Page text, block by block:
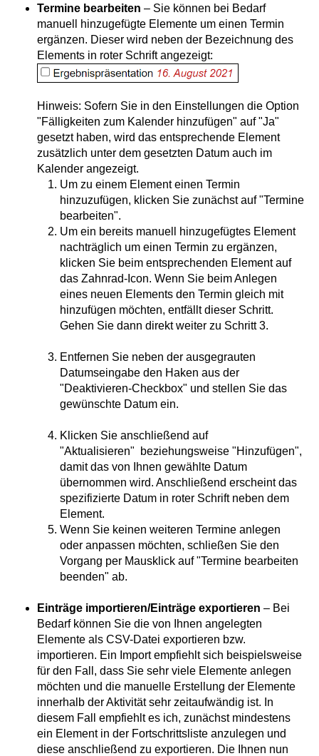
Termine bearbeiten – Sie können bei Bedarf
manuell hinzugefügte Elemente um einen Termin
ergänzen. Dieser wird neben der Bezeichnung des
Elements in roter Schrift angezeigt:
Hinweis: Sofern Sie in den Einstellungen die Option
"Fälligkeiten zum Kalender hinzufügen" auf "Ja"
gesetzt haben, wird das entsprechende Element
zusätzlich unter dem gesetzten Datum auch im
Kalender angezeigt.
Um zu einem Element einen Termin
hinzuzufügen, klicken Sie zunächst auf "Termine
bearbeiten".
Um ein bereits manuell hinzugefügtes Element
nachträglich um einen Termin zu ergänzen,
klicken Sie beim entsprechenden Element auf
das Zahnrad-Icon. Wenn Sie beim Anlegen
eines neuen Elements den Termin gleich mit
hinzufügen möchten, entfällt dieser Schritt.
Gehen Sie dann direkt weiter zu Schritt 3.
Entfernen Sie neben der ausgegrauten
Datumseingabe den Haken aus der
"Deaktivieren-Checkbox" und stellen Sie das
gewünschte Datum ein.
Klicken Sie anschließend auf
"Aktualisieren" beziehungsweise "Hinzufügen",
damit das von Ihnen gewählte Datum
übernommen wird. Anschließend erscheint das
spezifizierte Datum in roter Schrift neben dem
Element.
Wenn Sie keinen weiteren Termine anlegen
oder anpassen möchten, schließen Sie den
Vorgang per Mausklick auf "Termine bearbeiten
beenden" ab.
Einträge importieren/Einträge exportieren – Bei
Bedarf können Sie die von Ihnen angelegten
Elemente als CSV-Datei exportieren bzw.
importieren. Ein Import empfiehlt sich beispielsweise
für den Fall, dass Sie sehr viele Elemente anlegen
möchten und die manuelle Erstellung der Elemente
innerhalb der Aktivität sehr zeitaufwändig ist. In
diesem Fall empfiehlt es ich, zunächst mindestens
ein Element in der Fortschrittsliste anzulegen und
diese anschließend zu exportieren. Die Ihnen nun